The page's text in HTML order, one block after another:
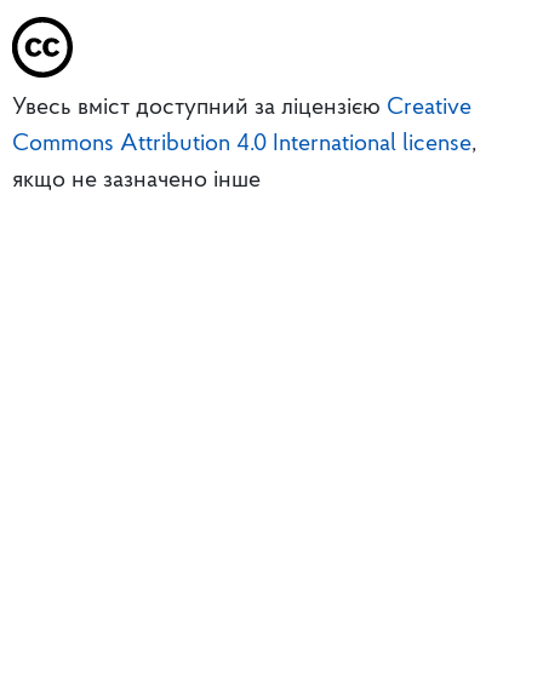
Увесь вміст доступний за ліцензією Creative
Commons Attribution 4.0 International license,
якщо не зазначено інше